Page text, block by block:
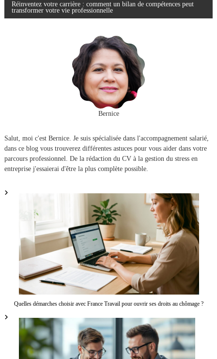
v
o
n
d
Réinventez votre carrière : comment un bilan de compétences peut
transformer votre vie professionnelle
Bernice
Salut, moi c'est Bernice. Je suis spécialisée dans l'accompagnement salarié,
dans ce blog vous trouverez différentes astuces pour vous aider dans votre
parcours professionnel. De la rédaction du CV à la gestion du stress en
entreprise j'essaierai d'être la plus complète possible.
Quelles démarches choisir avec France Travail pour ouvrir ses droits au chômage ?